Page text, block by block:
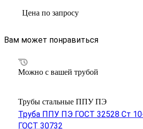
Цена по запросу
Вам может понравиться
Можно с вашей трубой
Трубы стальные ППУ ПЭ
Труба ППУ ПЭ ГОСТ 32528 Ст
ГОСТ 30732